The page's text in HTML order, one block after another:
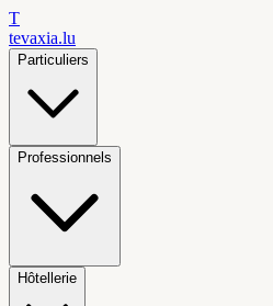
T
tevaxia.lu
Particuliers
Professionnels
Hôtellerie